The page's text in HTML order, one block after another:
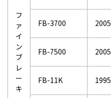
フ
ァ
イ
ン
ブ
レ
ー
キ
FB-3700
FB-7500
FB-11K